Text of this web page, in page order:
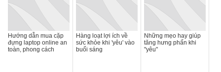
Hướng dẫn mua cặp
đựng laptop online an
toàn, phong cách
Hàng loạt lợi ích về
sức khỏe khi 'yêu' vào
buổi sáng
Những mẹo hay giúp
tăng hưng phấn khi
"yêu"